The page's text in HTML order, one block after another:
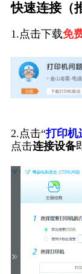
快速连接（
1.点击下载免
2.点击“打印机
点击连接设备